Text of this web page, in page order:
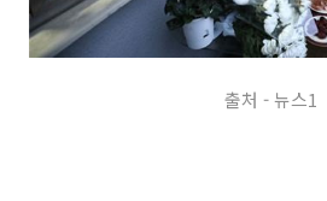
출처 - 뉴스1